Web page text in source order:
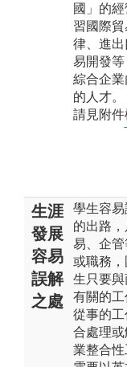
國」的
習國際
律、進
易開發
綜合企業
的人才。
請見附件
生涯
發展
容易
誤解
之處
學生容
的出路
易、企
或職務
生只要
有關的
從事的
合處理
業整合